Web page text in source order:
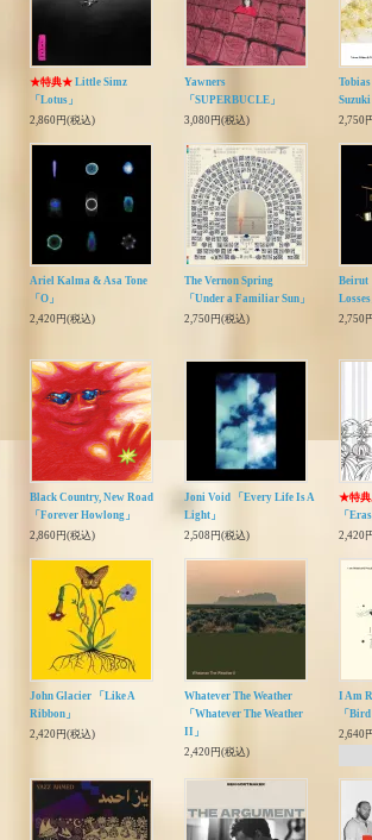
★特典★ Little Simz
「Lotus」
2,860円(税込)
Yawners
「SUPERBUCLE」
3,080円(税込)
2,750
Ariel Kalma & Asa Tone
「O」
2,420円(税込)
The Vernon Spring
「Under a Familiar Sun」
2,750円(税込)
Beirut
2,750
Black Country, New Road
「Forever Howlong」
2,860円(税込)
Joni Void 「Every Life Is A
Light」
2,508円(税込)
★特
「
2,420
John Glacier 「Like A
Ribbon」
2,420円(税込)
Whatever The Weather
「Whatever The Weather
II」
2,420円(税込)
I Am
「
2,640